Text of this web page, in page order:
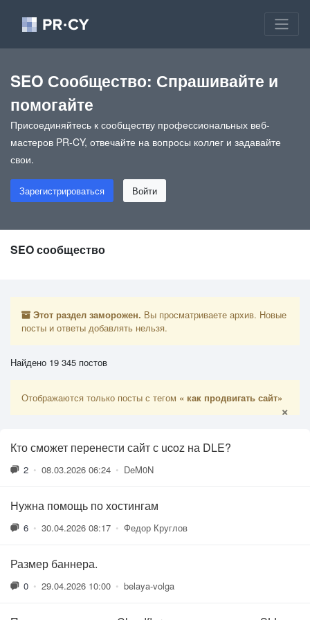
SEO Сообщество: Спрашивайте и
помогайте
Присоединяйтесь к сообществу профессиональных веб-
мастеров PR-CY, отвечайте на вопросы коллег и задавайте
свои.
Зарегистрироваться Войти
SEO сообщество
Этот раздел заморожен. Вы просматриваете архив. Новые
посты и ответы добавлять нельзя.
Найдено 19 345 постов
Отображаются только посты с тегом « как продвигать сайт»
×
Кто сможет перенести сайт с ucoz на DLE?
2 • 08.03.2026 06:24 • DeM0N
Нужна помощь по хостингам
6 • 30.04.2026 08:17 • Федор Круглов
Размер баннера.
0 • 29.04.2026 10:00 • belaya-volga